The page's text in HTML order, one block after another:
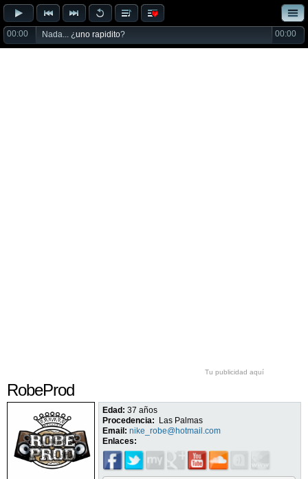
00:00 Nada... ¿uno rapidito? 00:00
Tu publicidad aquí
RobeProd
Edad: 37 años
Procedencia:
Las Palmas
Email: nike_robe@hotmail.com
Enlaces: